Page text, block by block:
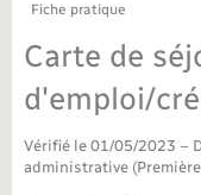
Bibliothèques
Sport
Tourisme
Fiche pratique
Carte de
d'emploi/
Vérifié le 01/05/2023 –
administrative